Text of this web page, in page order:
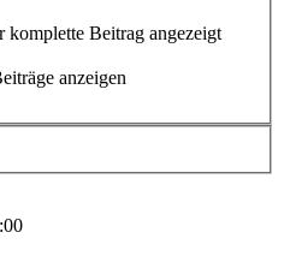
komplette Beitrag angezeigt
anzeigen